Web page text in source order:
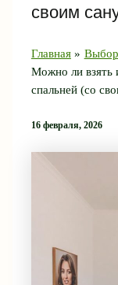
своим
Главная
Можно ли взять
спальней (со
16 февраля, 2026